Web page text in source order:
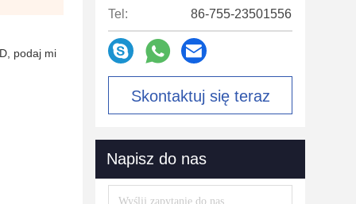
podaj mi
Tel: 86-755-23501556
Skontaktuj się teraz
Napisz do nas